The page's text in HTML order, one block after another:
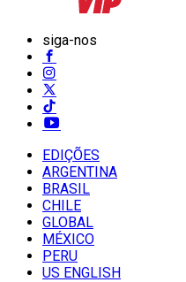
siga-nos
EDIÇÕES
ARGENTINA
BRASIL
CHILE
GLOBAL
MÉXICO
PERU
US ENGLISH